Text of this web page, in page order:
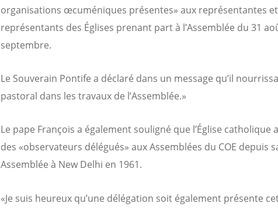
organisations œcuméniques présentes» aux représentantes
représentants des Églises prenant part à l’Assemblée du 31
septembre.
Le Souverain Pontife a déclaré dans un message qu’il
pastoral dans les travaux de l’Assemblée.»
Le pape François a également souligné que l’Église catholique
des «observateurs délégués» aux Assemblées du COE depuis
Assemblée à New Delhi en 1961.
«Je suis heureux qu’une délégation soit également présente